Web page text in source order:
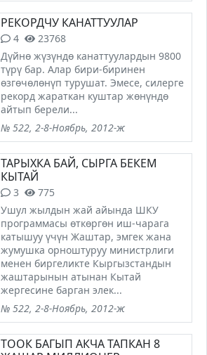
РЕКОРДЧУ КАНАТТУУЛАР
4
23768
Дүйнө жүзүндө канаттуулардын 9800
түрү бар. Алар бири-биринен
өзгөчөлөнүп турушат. Эмесе, силерге
рекорд жараткан куштар жөнүндө
айтып берели...
№ 522, 2-8-Ноябрь, 2012-ж
ТАРЫХКА БАЙ, СЫРГА БЕКЕМ
КЫТАЙ
3
775
Ушул жылдын жай айында ШКУ
программасы өткөргөн иш-чарага
катышуу үчүн Жаштар, эмгек жана
жумушка орноштуруу министрлиги
менен биргеликте Кыргызстандын
жаштарынын атынан Кытай
жергесине барган элек...
№ 522, 2-8-Ноябрь, 2012-ж
ТООК БАГЫП АКЧА ТАПКАН 8